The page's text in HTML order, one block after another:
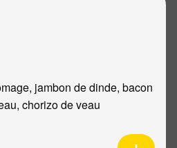
jambon de dinde, bacon
chorizo de veau